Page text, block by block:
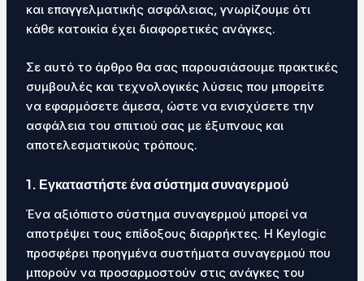
και επαγγελματικής ασφάλειας, γνωρίζουμε ότι
κάθε κατοικία έχει διαφορετικές ανάγκες.
Σε αυτό το άρθρο θα σας παρουσιάσουμε πρακτικές
συμβουλές και τεχνολογικές λύσεις που μπορείτε
να εφαρμόσετε άμεσα, ώστε να ενισχύσετε την
ασφάλεια του σπιτιού σας με έξυπνους και
αποτελεσματικούς τρόπους.
1. Εγκαταστήστε ένα σύστημα συναγερμού
Ένα αξιόπιστο σύστημα συναγερμού μπορεί να
αποτρέψει τους επίδοξους διαρρήκτες. Η Keylogic
προσφέρει προηγμένα συστήματα συναγερμού που
μπορούν να προσαρμοστούν στις ανάγκες του